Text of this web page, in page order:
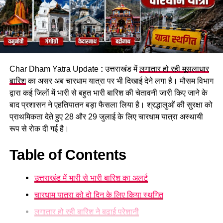
रहे थे। इसी दौरान चारों गहरे पानी में डूब गए।
सुरक्षित घाटों पर ही स्नान करने की अपील
पुलिस ने शवों को कब्जे में लेकर पोस्टमार्टम की कार्रवाई शुरू कर दी है।
प्रशासन की ओर से श्रद्धालुओं से अपील की जा रही है कि वे निर्धारित और
सुरक्षित घाटों पर ही स्नान करें और चेतावनी वाले स्थानों पर जाने से बचें।
Char Dham Yatra Update : उत्तराखंड मेंलगातार हो रही मूसलाधार
बारिशका असर अब चारधाम यात्रा पर भी दिखाई देने लगा है। मौसम विभाग
द्वारा कई जिलों में भारी से बहुत भारी बारिश की चेतावनी जारी किए जाने के
बाद प्रशासन ने एहतियातन बड़ा फैसला लिया है। श्रद्धालुओं की सुरक्षा को
प्राथमिकता देते हुए 28 और 29 जुलाई के लिए चारधाम यात्रा अस्थायी
रूप से रोक दी गई है।
Table of Contents
उत्तराखंड में भारी से भारी बारिश का अलर्ट
चारधाम यात्रा को दो दिन के लिए किया स्थगित
लगातार हो रही बारिश ने बढ़ाई परेशानी